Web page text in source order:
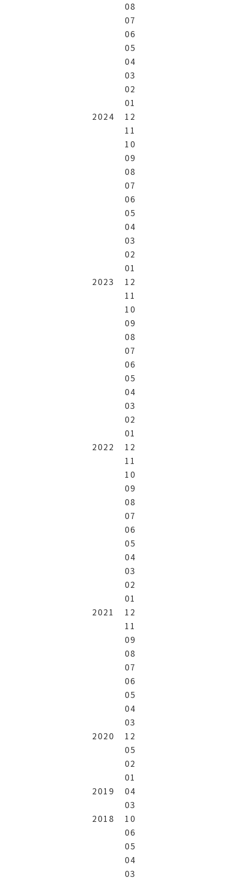
08
07
06
05
04
03
02
01
2024
12
11
10
09
08
07
06
05
04
03
02
01
2023
12
11
10
09
08
07
06
05
04
03
02
01
2022
12
11
10
09
08
07
06
05
04
03
02
01
2021
12
11
09
08
07
06
05
04
03
2020
12
05
02
01
2019
04
03
2018
10
06
05
04
03